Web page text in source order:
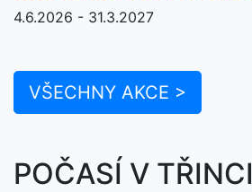
4.6.2026 - 31.3.2027
VŠECHNY AKCE >
POČASÍ V TŘINCI